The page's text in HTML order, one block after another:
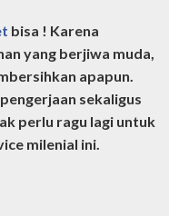
bisa ! Karena
yang berjiwa muda,
apapun.
sekaligus
perlu ragu lagi untuk
milenial ini.